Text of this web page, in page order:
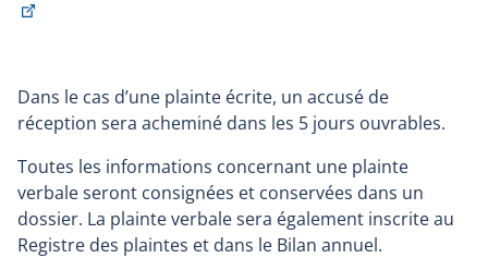
Ce
dans
nouvelle
fenêtre
Dans le cas d’une plainte écrite, un accusé de
réception sera acheminé dans les 5 jours ouvrables.
Toutes les informations concernant une plainte
verbale seront consignées et conservées dans un
dossier. La plainte verbale sera également inscrite au
Registre des plaintes et dans le Bilan annuel.